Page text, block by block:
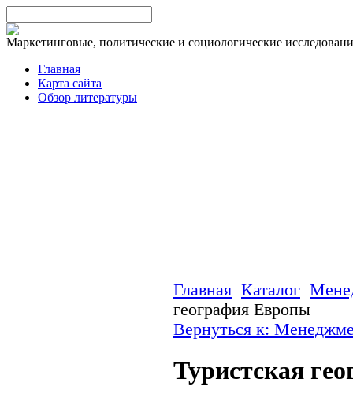
Маркетинговые, политические и социологические
Главная
Карта сайта
Обзор литературы
Главная Каталог
география Европы
Вернуться к:
Туристская